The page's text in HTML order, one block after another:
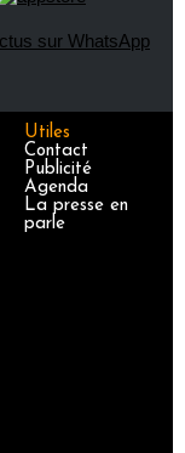
Utiles
Contact
Publicité
Agenda
La presse en
parle